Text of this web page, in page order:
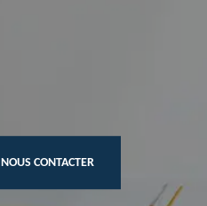
NOUS CONTACTER